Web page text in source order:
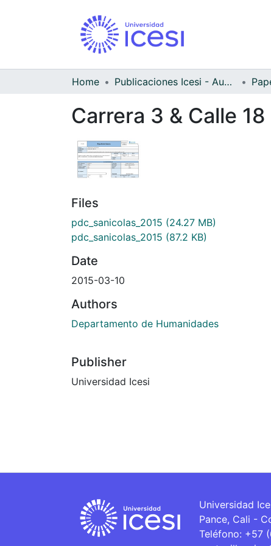
Home Publicaciones Icesi - Audiovisual
Carrera 3 & Calle
Files
pdc_sanicolas_2015 (24.27 MB)
pdc_sanicolas_2015 (87.2 KB)
Date
2015-03-10
Authors
Departamento de Humanidades
Publisher
Universidad Icesi
Universidad
Pance, Cali -
Teléfono: +57